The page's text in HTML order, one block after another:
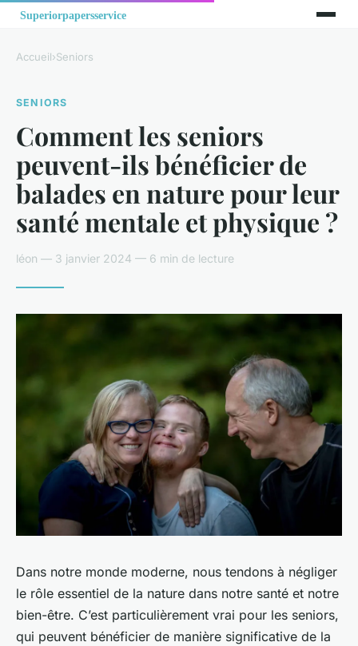
Accueil›Seniors
SENIORS
Comment les seniors
peuvent-ils bénéficier de
balades en nature pour leur
santé mentale et physique ?
léon — 3 janvier 2024 — 6 min de lecture
Dans notre monde moderne, nous tendons à négliger
le rôle essentiel de la nature dans notre santé et notre
bien-être. C’est particulièrement vrai pour les seniors,
qui peuvent bénéficier de manière significative de la